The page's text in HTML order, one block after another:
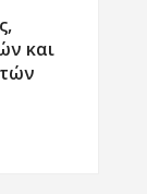
και